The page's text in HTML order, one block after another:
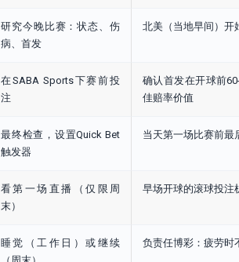
研究今晚比赛：状态、伤
病、首发
北美（当地早间）开
在SABA Sports下赛前投
注
确认首发在开球前
佳赔率价值
最终检查，设置Quick Bet
触发器
当天第一场比赛前最
看第一场直播（仅限周
末）
早场开球的滚球投注
睡觉（工作日）或继续
负责任博彩：疲劳时